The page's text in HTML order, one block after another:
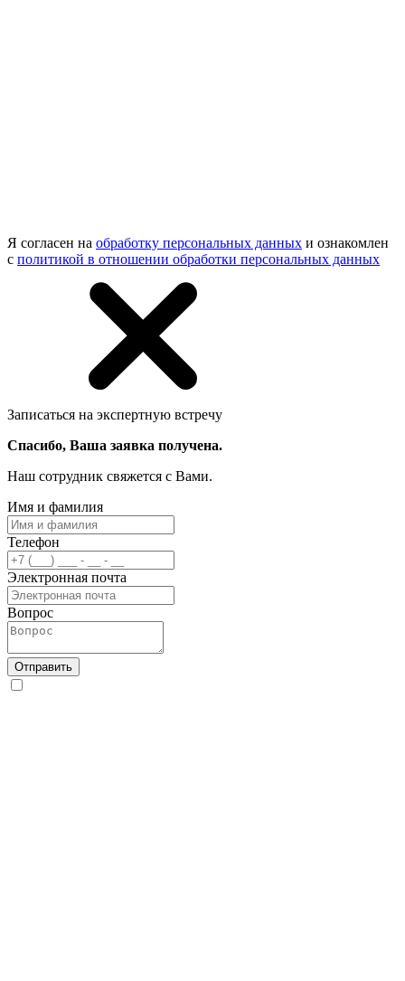
Я согласен на обработку персональных данных и ознакомлен
с политикой в отношении обработки персональных данных
Записаться на экспертную встречу
Спасибо, Ваша заявка получена.
Наш сотрудник свяжется с Вами.
Имя и фамилия
Телефон
Электронная почта
Вопрос
Отправить